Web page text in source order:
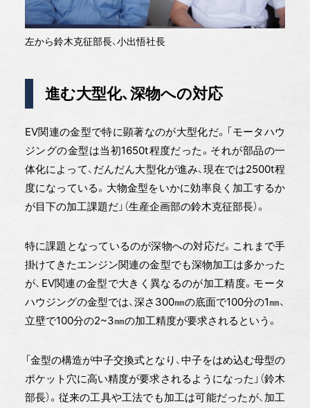
左から鈴木克征部長、小出悟社長
進む大型化、深物への対応
EV関連の金型で特に顕著なのが大型化だ。「モータハウ
ジングの金型は当初1650t程度だった。それが部品の一
体化によって、だんだん大型化が進み、現在では2500t程
度になっている。大物金型をいかに効率良く加工するか
が目下の加工課題だ」（生産企画部の鈴木克征部長）。
特に課題となっているのが深物への対応だ。これまで手
掛けてきたエンジン関連の金型でも深物加工は多かった
が、EV関連の金型で大きく異なるのが加工精度。モータ
ハウジングの金型では、深さ300㎜の底面で100分の1㎜、
立壁で100分の2~3㎜の加工精度が要求されるという。
「金型の構造が中子交換式となり、中子をはめ込む母型の
ポケット穴に高い精度が要求されるようになった」（鈴木
部長）。従来の工具や工法でも加工は可能だったが、加工